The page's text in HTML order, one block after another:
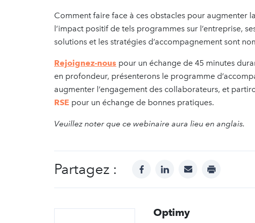
Comment faire face à ces obstacles pour augmenter
l’impact positif de tels programmes sur l’entreprise,
solutions et les stratégies d’accompagnement sont
Rejoignez-nous pour un échange de 45 minutes
en profondeur, présenterons le programme
augmenter l’engagement des collaborateurs, et
RSE pour un échange de bonnes pratiques.
Veuillez noter que ce webinaire aura lieu en anglais.
Partagez : facebooklinkedinmail print
Optimy